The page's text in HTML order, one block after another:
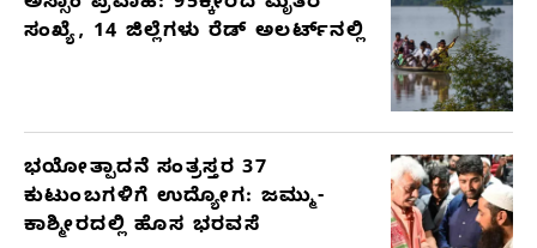
ಸಂಖ್ಯೆ, 14 ಜಿಲ್ಲೆಗಳು ರೆಡ್ ಅಲರ್ಟ್‌ನಲ್ಲಿ
ಭಯೋತ್ಪಾದನೆ ಸಂತ್ರಸ್ತರ 37
ಕುಟುಂಬಗಳಿಗೆ ಉದ್ಯೋಗ: ಜಮ್ಮು-
ಕಾಶ್ಮೀರದಲ್ಲಿ ಹೊಸ ಭರವಸೆ